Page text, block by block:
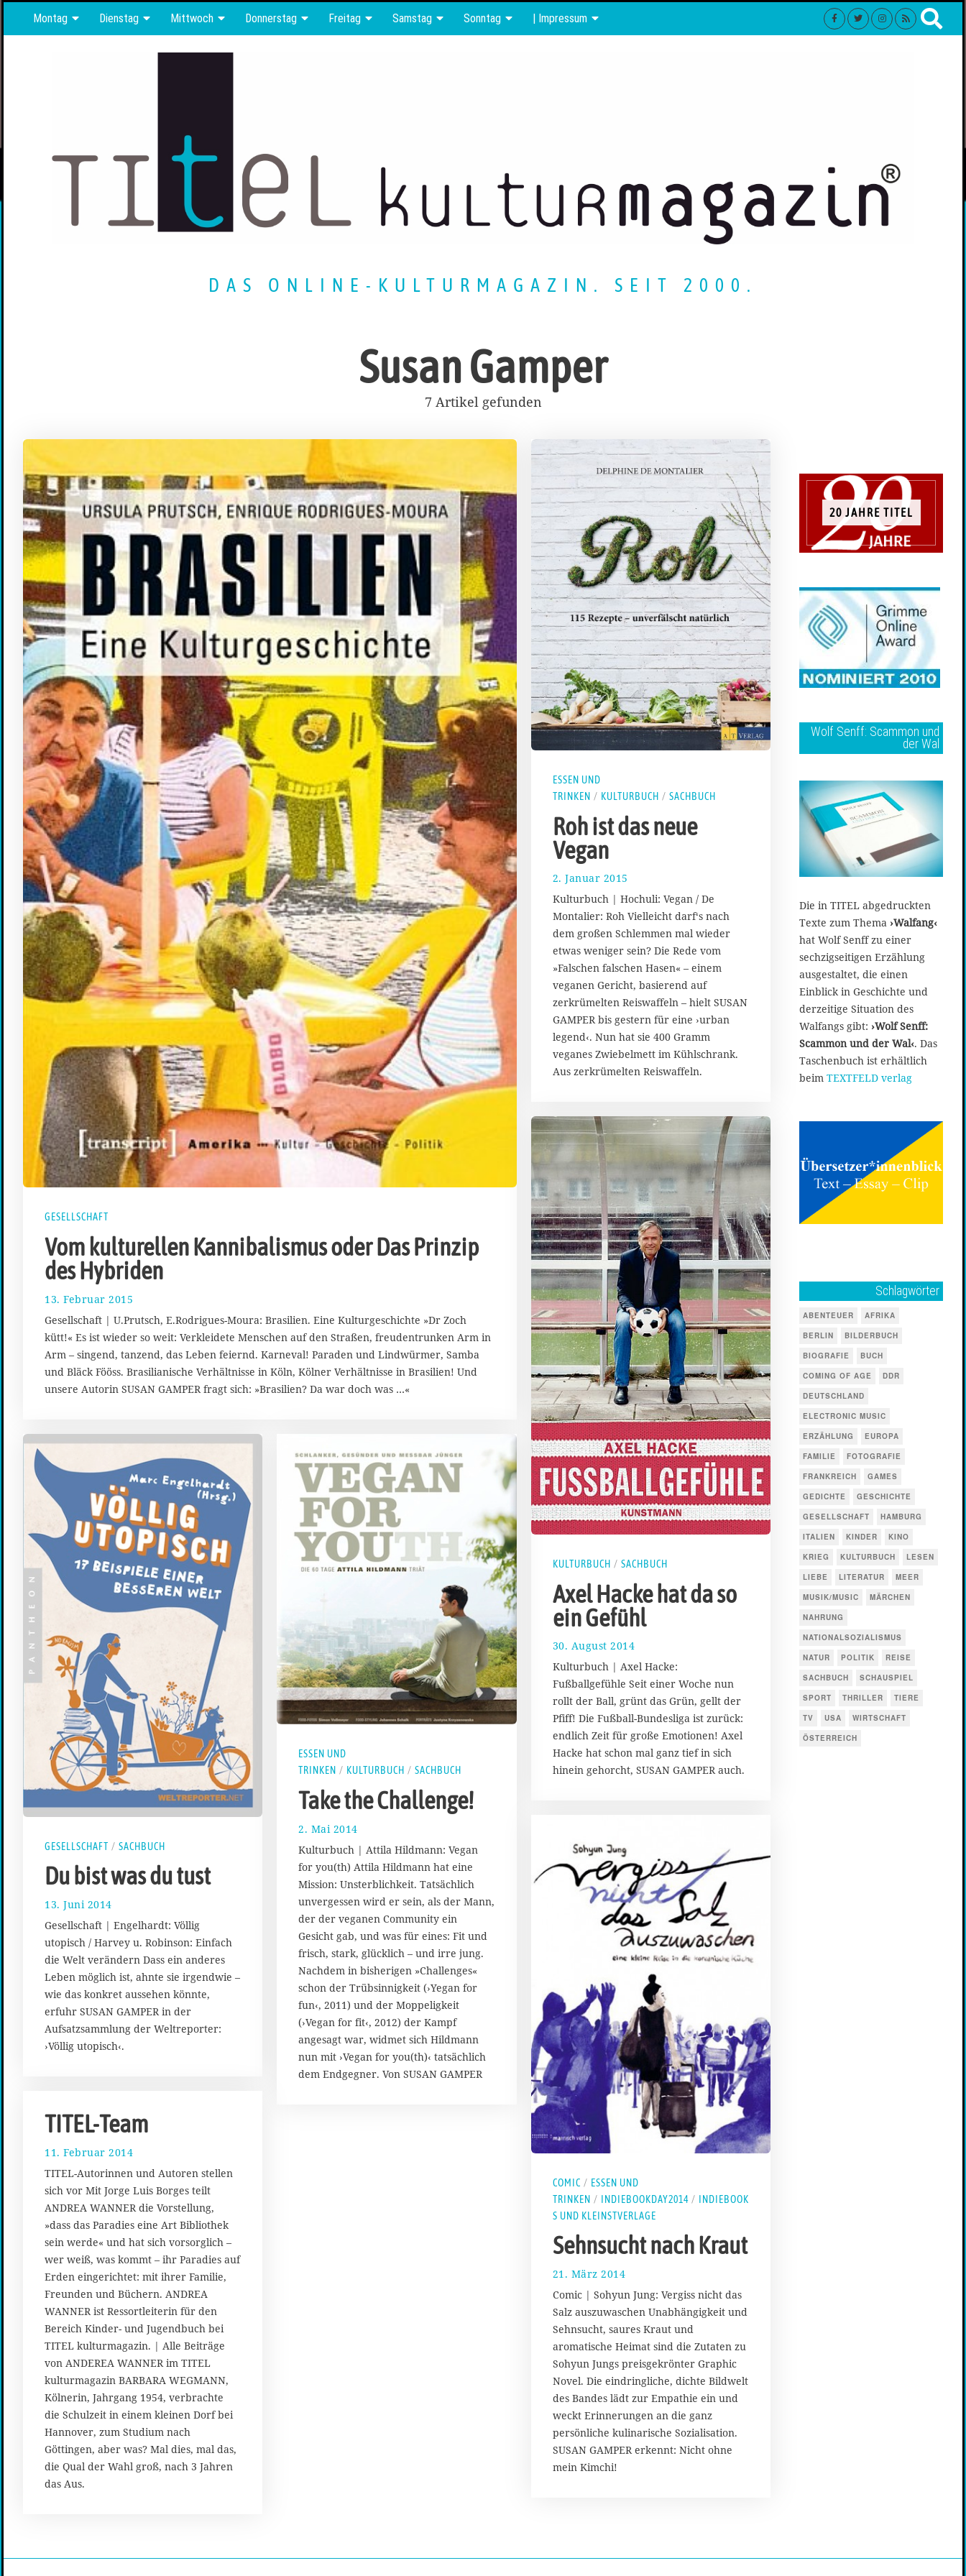
Montag Dienstag Mittwoch Donnerstag Freitag Samstag Sonntag | Impressum
DAS ONLINE-KULTURMAGAZIN. SEIT 2000.
Susan Gamper
7 Artikel gefunden
GESELLSCHAFT
Vom kulturellen Kannibalismus oder Das Prinzip
des Hybriden
13. Februar 2015
.
M
ä
r
z
5
Gesellschaft | U.Prutsch, E.Rodrigues-Moura: Brasilien. Eine Kulturgeschichte »Dr Zoch
kütt!« Es ist wieder so weit: Verkleidete Menschen auf den Straßen, freudentrunken Arm in
Arm – singend, tanzend, das Leben feiernd. Karneval! Paraden und Lindwürmer, Samba
und Bläck Fööss. Brasilianische Verhältnisse in Köln, Kölner Verhältnisse in Brasilien! Und
unsere Autorin SUSAN GAMPER fragt sich: »Brasilien? Da war doch was …«
ESSEN UND
TRINKEN / KULTURBUCH / SACHBUCH
Roh ist das neue
Vegan
2. Januar 2015
7
.
J
a
n
u
a
r
2
0
1
5
Kulturbuch | Hochuli: Vegan / De
Montalier: Roh Vielleicht darf‘s nach
dem großen Schlemmen mal wieder
etwas weniger sein? Die Rede vom
»Falschen falschen Hasen« – einem
veganen Gericht, basierend auf
zerkrümelten Reiswaffeln – hielt SUSAN
GAMPER bis gestern für eine ›urban
legend‹. Nun hat sie 400 Gramm
veganes Zwiebelmett im Kühlschrank.
Aus zerkrümelten Reiswaffeln.
KULTURBUCH / SACHBUCH
Axel Hacke hat da so
ein Gefühl
30. August 2014
O
k
t
o
b
r
2
Kulturbuch | Axel Hacke:
Fußballgefühle Seit einer Woche nun
rollt der Ball, grünt das Grün, gellt der
Pfiff! Die Fußball-Bundesliga ist zurück:
endlich Zeit für große Emotionen! Axel
Hacke hat schon mal ganz tief in sich
hinein gehorcht, SUSAN GAMPER auch.
GESELLSCHAFT / SACHBUCH
Du bist was du tust
13. Juni 2014
1
.
J
u
n
i
2
0
1
4
Gesellschaft | Engelhardt: Völlig
utopisch / Harvey u. Robinson: Einfach
die Welt verändern Dass ein anderes
Leben möglich ist, ahnte sie irgendwie –
wie das konkret aussehen könnte,
erfuhr SUSAN GAMPER in der
Aufsatzsammlung der Weltreporter:
›Völlig utopisch‹.
ESSEN UND
TRINKEN / KULTURBUCH / SACHBUCH
Take the Challenge!
2. Mai 2014
.
M
a
i
2
0
4
Kulturbuch | Attila Hildmann: Vegan
for you(th) Attila Hildmann hat eine
Mission: Unsterblichkeit. Tatsächlich
unvergessen wird er sein, als der Mann,
der der veganen Community ein
Gesicht gab, und was für eines: Fit und
frisch, stark, glücklich – und irre jung.
Nachdem in bisherigen »Challenges«
schon der Trübsinnigkeit (›Yegan for
fun‹, 2011) und der Moppeligkeit
(›Vegan for fit‹, 2012) der Kampf
angesagt war, widmet sich Hildmann
nun mit ›Vegan for you(th)‹ tatsächlich
dem Endgegner. Von SUSAN GAMPER
COMIC / ESSEN UND
TRINKEN / INDIEBOOKDAY2014 /
INDIEBOOK
S UND KLEINSTVERLAGE
Sehnsucht nach Kraut
21. März 2014
M
a
i
2
0
4
Comic | Sohyun Jung: Vergiss nicht das
Salz auszuwaschen Unabhängigkeit und
Sehnsucht, saures Kraut und
aromatische Heimat sind die Zutaten zu
Sohyun Jungs preisgekrönter Graphic
Novel. Die eindringliche, dichte Bildwelt
des Bandes lädt zur Empathie ein und
weckt Erinnerungen an die ganz
persönliche kulinarische Sozialisation.
SUSAN GAMPER erkennt: Nicht ohne
mein Kimchi!
TITEL-Team
11. Februar 2014
A
p
r
i
l
0
2
5
TITEL-Autorinnen und Autoren stellen
sich vor Mit Jorge Luis Borges teilt
ANDREA WANNER die Vorstellung,
»dass das Paradies eine Art Bibliothek
sein werde« und hat sich vorsorglich –
wer weiß, was kommt – ihr Paradies auf
Erden eingerichtet: mit ihrer Familie,
Freunden und Büchern. ANDREA
WANNER ist Ressortleiterin für den
Bereich Kinder- und Jugendbuch bei
TITEL kulturmagazin. | Alle Beiträge
von ANDEREA WANNER im TITEL
kulturmagazin BARBARA WEGMANN,
Kölnerin, Jahrgang 1954, verbrachte
die Schulzeit in einem kleinen Dorf bei
Hannover, zum Studium nach
Göttingen, aber was? Mal dies, mal das,
die Qual der Wahl groß, nach 3 Jahren
das Aus.
20 JAHRE TITEL
Wolf Senff: Scammon und
der Wal
Die in TITEL abgedruckten
Texte zum Thema ›Walfang‹
hat Wolf Senff zu einer
sechzigseitigen Erzählung
ausgestaltet, die einen
Einblick in Geschichte und
derzeitige Situation des
Walfangs gibt: ›Wolf Senff:
Scammon und der Wal‹. Das
Taschenbuch ist erhältlich
beim TEXTFELD verlag
Schlagwörter
ABENTEUER
AFRIKA
BERLIN
BILDERBUCH
BIOGRAFIE
BUCH
COMING OF AGE
DDR
DEUTSCHLAND
ELECTRONIC MUSIC
ERZÄHLUNG
EUROPA
FAMILIE
FOTOGRAFIE
FRANKREICH
GAMES
GEDICHTE
GESCHICHTE
GESELLSCHAFT
HAMBURG
ITALIEN
KINDER
KINO
KRIEG
KULTURBUCH
LESEN
LIEBE
LITERATUR
MEER
MUSIK/MUSIC
MÄRCHEN
NAHRUNG
NATIONALSOZIALISMUS
NATUR
POLITIK
REISE
SACHBUCH
SCHAUSPIEL
SPORT
THRILLER
TIERE
TV
USA
WIRTSCHAFT
ÖSTERREICH